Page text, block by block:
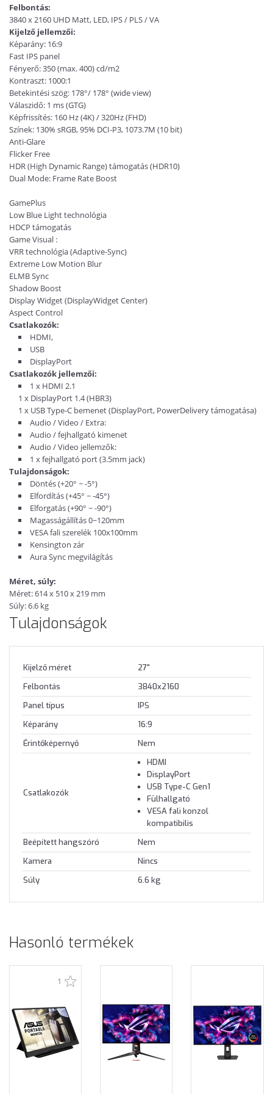
Felbontás:
3840 x 2160 UHD Matt, LED, IPS / PLS / VA
Kijelző jellemzői:
Képarány: 16:9
Fast IPS panel
Fényerő: 350 (max. 400) cd/m2
Kontraszt: 1000:1
Betekintési szög: 178°/ 178° (wide view)
Válaszidő: 1 ms (GTG)
Képfrissítés: 160 Hz (4K) / 320Hz (FHD)
Színek: 130% sRGB, 95% DCI-P3, 1073.7M (10 bit)
Anti-Glare
Flicker Free
HDR (High Dynamic Range) támogatás (HDR10)
Dual Mode: Frame Rate Boost
GamePlus
Low Blue Light technológia
HDCP támogatás
Game Visual :
VRR technológia (Adaptive-Sync)
Extreme Low Motion Blur
ELMB Sync
Shadow Boost
Display Widget (DisplayWidget Center)
Aspect Control
Csatlakozók:
HDMI,
USB
DisplayPort
Csatlakozók jellemzői:
1 x HDMI 2.1
1 x DisplayPort 1.4 (HBR3)
1 x USB Type-C bemenet (DisplayPort, PowerDelivery támogatása)
Audio / Video / Extra:
Audio / fejhallgató kimenet
Audio / Video jellemzők:
1 x fejhallgató port (3.5mm jack)
Tulajdonságok:
Döntés (+20° ~ -5°)
Elfordítás (+45° ~ -45°)
Elforgatás (+90° ~ -90°)
Magasságállítás 0~120mm
VESA fali szerelék 100x100mm
Kensington zár
Aura Sync megvilágítás
Méret, súly:
Méret: 614 x 510 x 219 mm
Súly: 6.6 kg
Tulajdonságok
Kijelző méret
27"
Felbontás
3840x2160
Panel típus
IPS
Képarány
16:9
Érintőképernyő
Nem
Csatlakozók
HDMI
DisplayPort
USB Type-C Gen1
Fülhallgató
VESA fali konzol
kompatibilis
Beépített hangszóró
Nem
Kamera
Nincs
Súly
6.6 kg
Hasonló termékek
1